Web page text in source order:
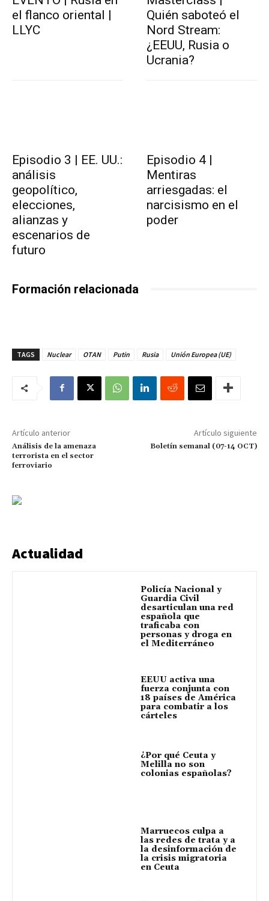
el flanco oriental |
LLYC
Quién saboteó el
Nord Stream:
¿EEUU, Rusia o
Ucrania?
Episodio 3 | EE. UU.:
análisis
geopolítico,
elecciones,
alianzas y
escenarios de
futuro
Episodio 4 |
Mentiras
arriesgadas: el
narcisismo en el
poder
Formación relacionada
TAGS Nuclear OTAN Putin Rusia Unión Europea (UE)
Artículo anterior
Análisis de la amenaza
terrorista en el sector
ferroviario
Artículo siguiente
Boletín semanal (07-14 OCT)
Actualidad
Policía Nacional y
Guardia Civil
desarticulan una red
española que
traficaba con
personas y droga en
el Mediterráneo
EEUU activa una
fuerza conjunta con
18 países de América
para combatir a los
cárteles
¿Por qué Ceuta y
Melilla no son
colonias españolas?
Marruecos culpa a
las redes de trata y a
la desinformación de
la crisis migratoria
en Ceuta